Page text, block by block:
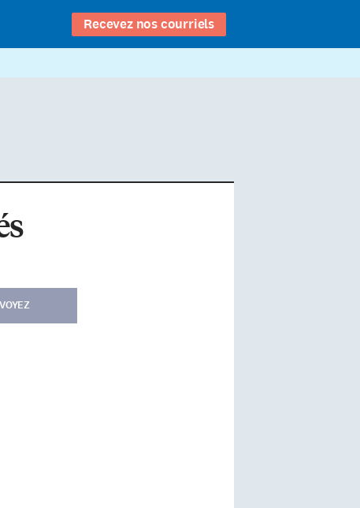
Recevez nos courriels